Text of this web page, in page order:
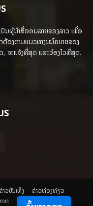
ປັນຜູ້ນຳສື່ອອນລາຍຂອງລາວ ເພື່ອ
ງຕາມແນວທາງນະໂຍບາຍຂອງ
ຈະແຈ້ງທີ່ສຸດ ແລະວ່ອງໄວທີ່ສຸດ.
​ຂ່າວບັນເທິງ
​ຂ່າວທ່ອງທ່ຽວ
າດ